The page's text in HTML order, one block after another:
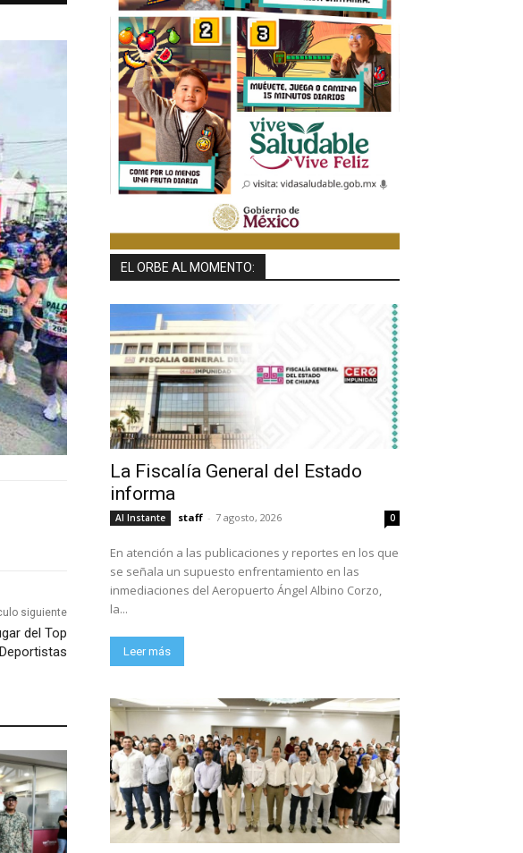
siguiente
del Top
EL ORBE AL MOMENTO:
La Fiscalía General del Estado
informa
Al Instante staff - 7 agosto, 2026 0
En atención a las publicaciones y reportes en los que
se señala un supuesto enfrentamiento en las
inmediaciones del Aeropuerto Ángel Albino Corzo,
la...
Leer más